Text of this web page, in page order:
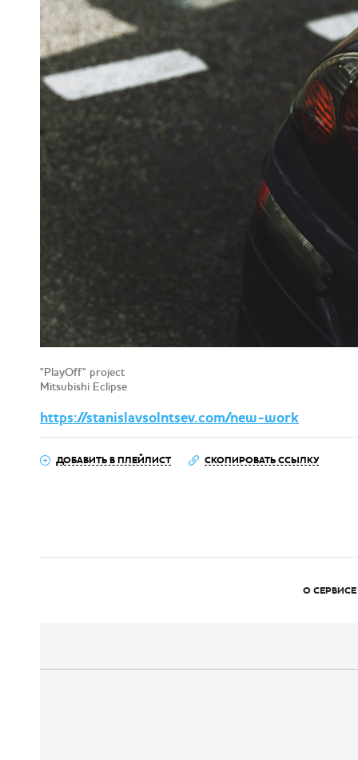
"PlayOff" project
Mitsubishi Eclipse
https://stanislavsolntsev.com/new-work
ДОБАВИТЬ В ПЛЕЙЛИСТ СКОПИРОВАТЬ ССЫЛКУ
О СЕРВИСЕ